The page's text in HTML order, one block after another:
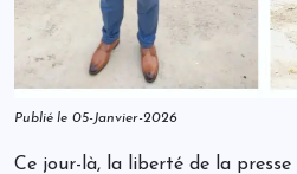
Publié le 05-Janvier-2026
Ce jour-là, la liberté de la presse